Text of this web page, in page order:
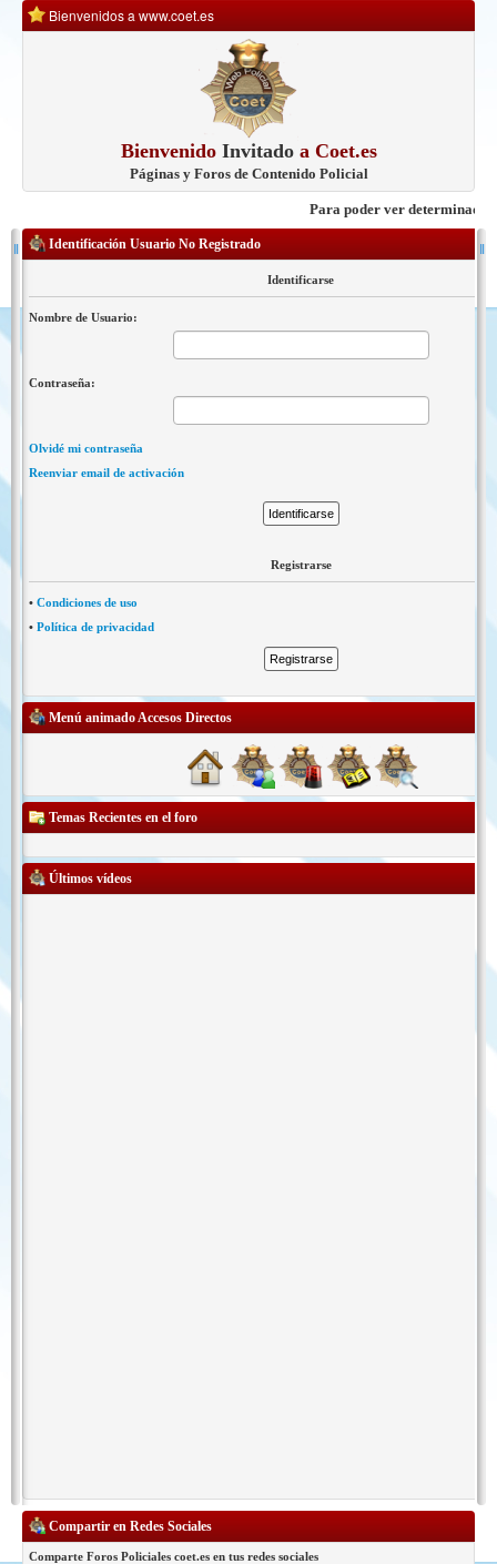
Bienvenidos a www.coet.es
BienvenidoInvitado a Coet.es
Páginas y Foros de Contenido Policial
Para poder ver determinados
Identificación Usuario No Registrado
Identificarse
Nombre de Usuario:
Contraseña:
Olvidé mi contraseña
Reenviar email de activación
Registrarse
• Condiciones de uso
• Política de privacidad
Menú animado Accesos Directos
Temas Recientes en el foro
Últimos vídeos
Compartir en Redes Sociales
Comparte Foros Policiales coet.es en tus redes sociales